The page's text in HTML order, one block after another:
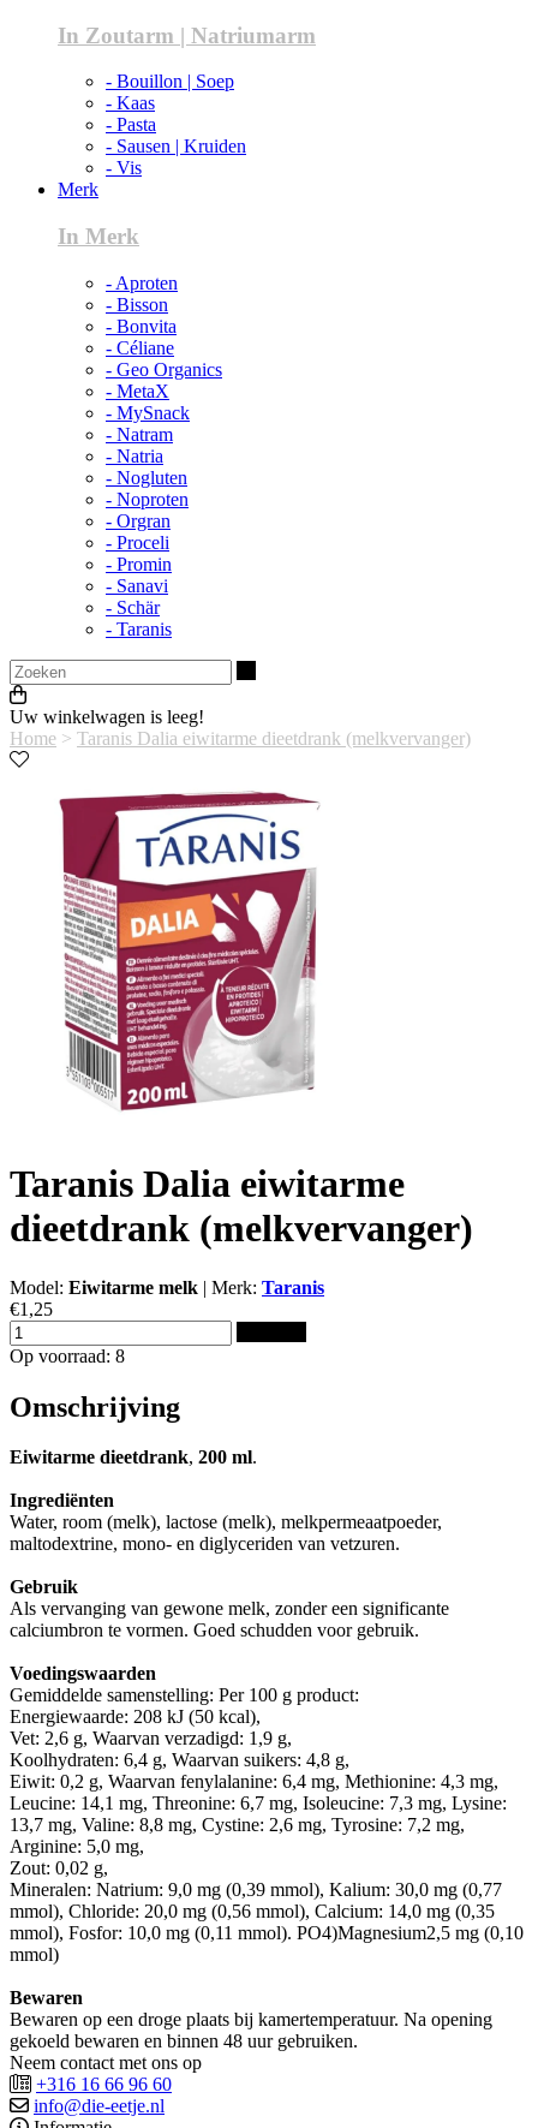
In Zoutarm | Natriumarm
- Bouillon | Soep
- Kaas
- Pasta
- Sausen | Kruiden
- Vis
Merk
In Merk
- Aproten
- Bisson
- Bonvita
- Céliane
- Geo Organics
- MetaX
- MySnack
- Natram
- Natria
- Nogluten
- Noproten
- Orgran
- Proceli
- Promin
- Sanavi
- Schär
- Taranis
Uw winkelwagen is leeg!
Home > Taranis Dalia eiwitarme dieetdrank (melkvervanger)
Taranis Dalia eiwitarme
dieetdrank (melkvervanger)
Model: Eiwitarme melk | Merk: Taranis
€1,25
Op voorraad: 8
Omschrijving
Eiwitarme dieetdrank, 200 ml.
Ingrediënten
Water, room (melk), lactose (melk), melkpermeaatpoeder,
maltodextrine, mono- en diglyceriden van vetzuren.
Gebruik
Als vervanging van gewone melk, zonder een significante
calciumbron te vormen. Goed schudden voor gebruik.
Voedingswaarden
Gemiddelde samenstelling: Per 100 g product:
Energiewaarde: 208 kJ (50 kcal),
Vet: 2,6 g, Waarvan verzadigd: 1,9 g,
Koolhydraten: 6,4 g, Waarvan suikers: 4,8 g,
Eiwit: 0,2 g, Waarvan fenylalanine: 6,4 mg, Methionine: 4,3 mg,
Leucine: 14,1 mg, Threonine: 6,7 mg, Isoleucine: 7,3 mg, Lysine:
13,7 mg, Valine: 8,8 mg, Cystine: 2,6 mg, Tyrosine: 7,2 mg,
Arginine: 5,0 mg,
Zout: 0,02 g,
Mineralen: Natrium: 9,0 mg (0,39 mmol), Kalium: 30,0 mg (0,77
mmol), Chloride: 20,0 mg (0,56 mmol), Calcium: 14,0 mg (0,35
mmol), Fosfor: 10,0 mg (0,11 mmol). PO4)Magnesium2,5 mg (0,10
mmol)
Bewaren
Bewaren op een droge plaats bij kamertemperatuur. Na opening
gekoeld bewaren en binnen 48 uur gebruiken.
Neem contact met ons op
+316 16 66 96 60
info@die-eetje.nl